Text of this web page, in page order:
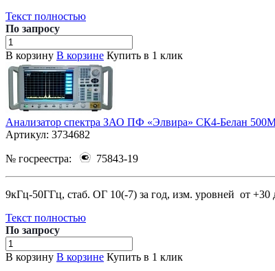
Текст полностью
По запросу
В корзину В корзине Купить в 1 клик
Анализатор спектра ЗАО ПФ «Элвира» СК4-Белан
Артикул: 3734682
№ госреестра: 75843-19
9кГц-50ГГц, стаб. ОГ 10(-7) за год, изм. уровней от
Текст полностью
По запросу
В корзину В корзине Купить в 1 клик